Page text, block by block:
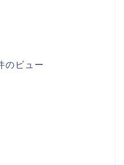
のビュー